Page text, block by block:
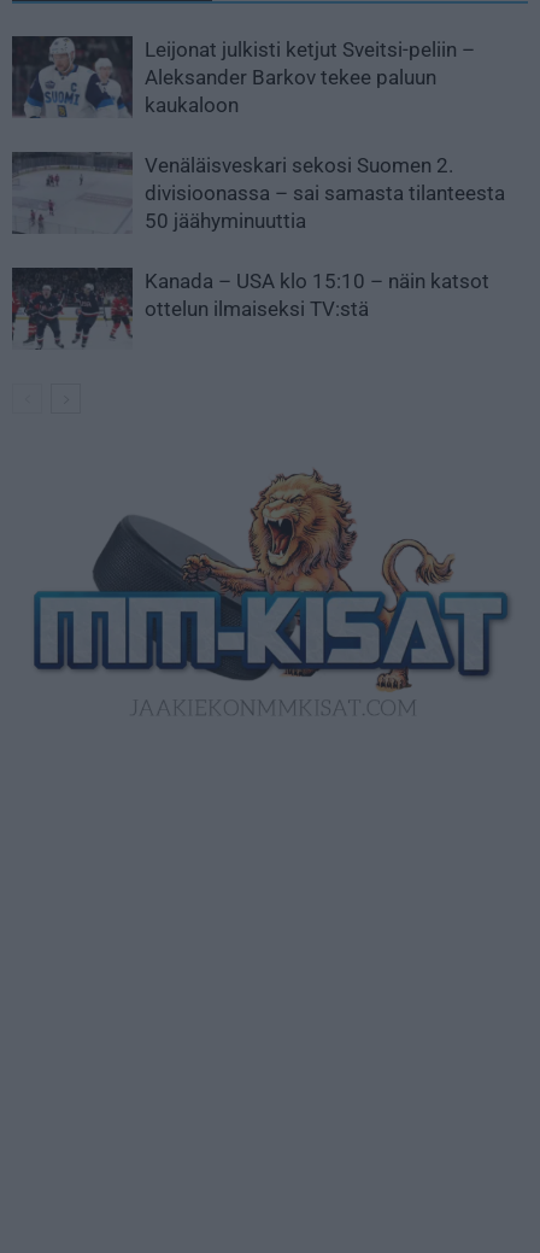
Leijonat julkisti ketjut Sveitsi-peliin –
Aleksander Barkov tekee paluun
kaukaloon
Venäläisveskari sekosi Suomen 2.
divisioonassa – sai samasta tilanteesta
50 jäähyminuuttia
Kanada – USA klo 15:10 – näin katsot
ottelun ilmaiseksi TV:stä